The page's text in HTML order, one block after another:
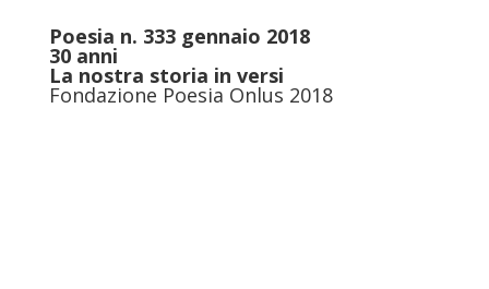
Poesia n. 333 gennaio 2018
30 anni
La nostra storia in versi
Fondazione Poesia Onlus 2018